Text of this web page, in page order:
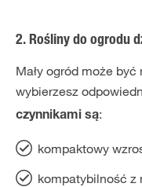
2. Rośliny do ogrodu
Mały ogród może
wybierzesz
czynnikami są:
kompaktowy
kompatybilność z